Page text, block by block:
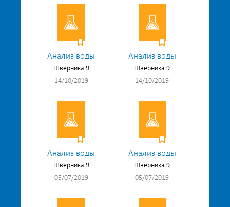
Анализ воды
Шверника 9
14/10/2019
Анализ воды
Шверника 9
14/10/2019
Анализ воды
Шверника 9
05/07/2019
Анализ воды
Шверника 9
05/07/2019